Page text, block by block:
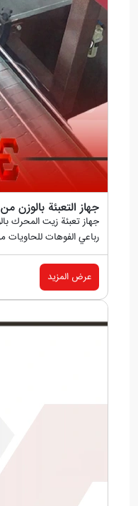
جهاز التعبئة بالوزن من 1 إلى 4 لترات
رباعي الفوهات للحاويات من 1 إلى...
عرض المزيد